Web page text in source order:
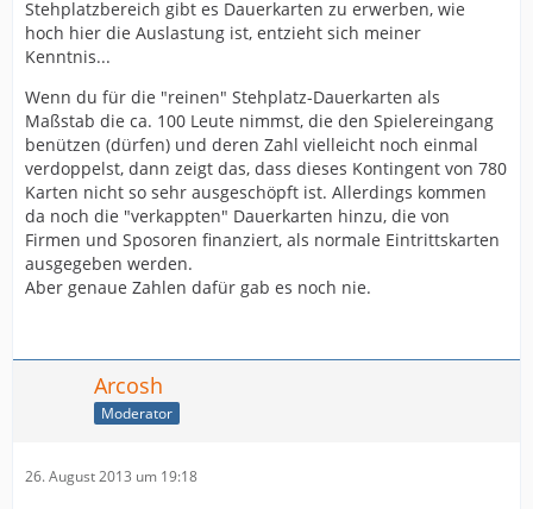
Stehplatzbereich gibt es Dauerkarten zu erwerben, wie
hoch hier die Auslastung ist, entzieht sich meiner
Kenntnis...
Wenn du für die "reinen" Stehplatz-Dauerkarten als
Maßstab die ca. 100 Leute nimmst, die den Spielereingang
benützen (dürfen) und deren Zahl vielleicht noch einmal
verdoppelst, dann zeigt das, dass dieses Kontingent von 780
Karten nicht so sehr ausgeschöpft ist. Allerdings kommen
da noch die "verkappten" Dauerkarten hinzu, die von
Firmen und Sposoren finanziert, als normale Eintrittskarten
ausgegeben werden.
Aber genaue Zahlen dafür gab es noch nie.
Arcosh
Moderator
26. August 2013 um 19:18